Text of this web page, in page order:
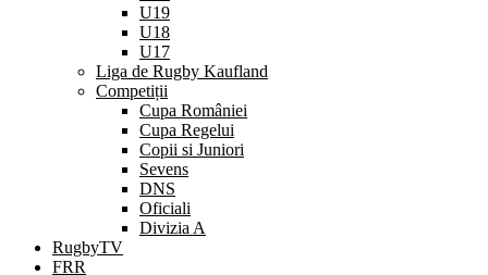
U19
U18
U17
Liga de Rugby Kaufland
Competiții
Cupa României
Cupa Regelui
Copii si Juniori
Sevens
DNS
Oficiali
Divizia A
RugbyTV
FRR